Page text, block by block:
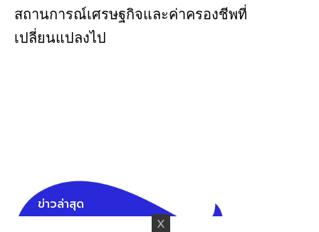
สถานการณ์เศรษฐกิจและค่าครองชีพที่
เปลี่ยนแปลงไป
ข่าวล่าสุด